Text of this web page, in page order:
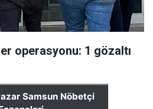
operasyonu: 1 gözaltı